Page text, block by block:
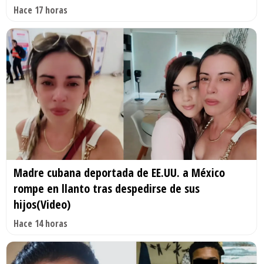
Hace 17 horas
Madre cubana deportada de EE.UU. a México
rompe en llanto tras despedirse de sus
hijos(Video)
Hace 14 horas